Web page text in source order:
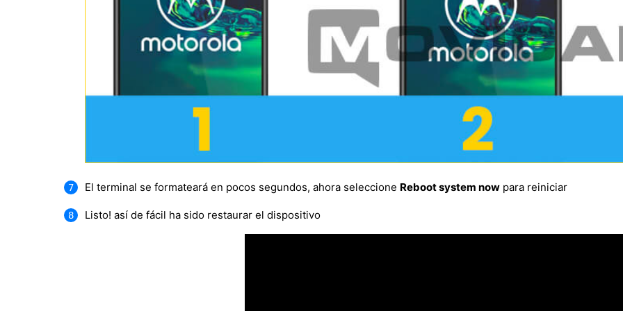
El terminal se formateará en pocos segundos, ahora seleccione Reboot system now para reiniciar
Listo! así de fácil ha sido restaurar el dispositivo